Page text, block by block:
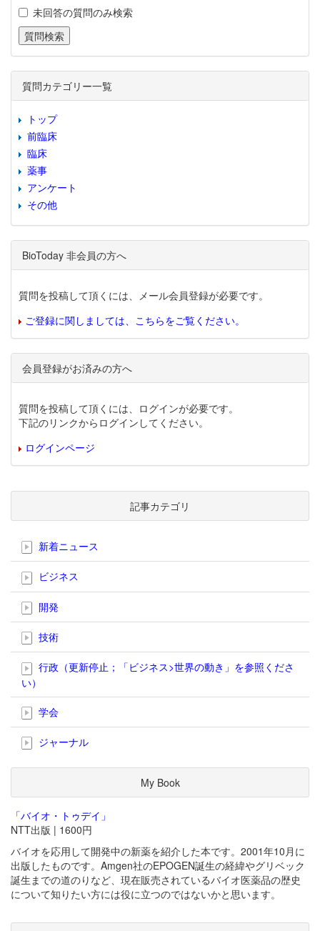
未回答の質問のみ検索
質問カテゴリー一覧
トップ
前臨床
臨床
薬事
アンケート
その他
BioToday 非会員の方へ
質問を投稿して頂くには、メール会員登録が必要です。
ご登録に関しましては、こちらをご覧ください。
会員登録がお済みの方へ
質問を投稿して頂くには、ログインが必要です。
下記のリンクからログインしてください。
ログインページ
記事カテゴリ
新着ニュース
ビジネス
開発
技術
行政（更新停止；「ビジネス>世界の動き」を参照くださ
い）
学会
ジャーナル
My Book
「バイオ・トゥデイ」
NTT出版 | 1600円
バイオを応用して開発中の新薬を紹介した本です。2001年10月に
出版したものです。Amgen社のEPOGEN誕生の経緯やグリベック
誕生までの道のりなど、現在販売されているバイオ医薬品の歴史
について知りたい方には役に立つのではないかと思います。